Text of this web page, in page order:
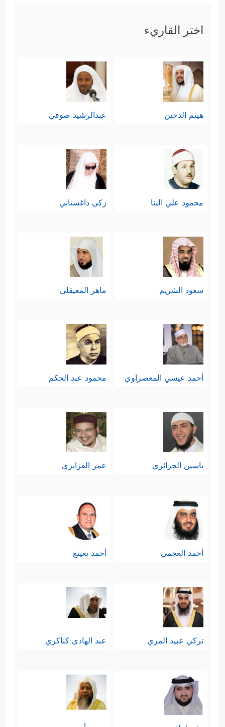
اختر القاريء
هيثم الدخين عبدالرشيد صوفي
محمود علي البنا زكي داغستاني
سعود الشريم ماهر المعيقلي
أحمد عيسي المعصراوي محمود عبد الحكم
ياسين الجزائري عمر القزابري
أحمد العجمي أحمد نعينع
تركي عبيد المري عبد الهادي كناكري